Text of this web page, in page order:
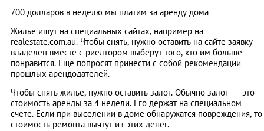
700 долларов в неделю мы платим за аренду дома
Жилье ищут на специальных сайтах, например на
realestate.com.au. Чтобы снять, нужно оставить на сайте заявку —
владелец вместе с риелтором выберут того, кто им больше
понравится. Еще попросят принести с собой рекомендации
прошлых арендодателей.
Чтобы снять жилье, нужно оставить залог. Обычно залог — это
стоимость аренды за 4 недели. Его держат на специальном
счете. Если при выселении в доме обнаружатся повреждения, то
стоимость ремонта вычтут из этих денег.